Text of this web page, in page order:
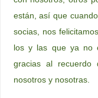
están, así que
socias, nos
los y las que ya no
gracias al recuerdo
nosotros y nosotras.